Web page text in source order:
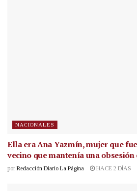
NACIONALES
Ella era Ana Yazmín, mujer que
vecino que mantenía una
por Redacción Diario La Página HACE 2 DÍAS